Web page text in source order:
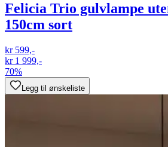
Felicia Trio gulvlampe
150cm sort
kr 599,-
kr 1 999,-
70%
Legg til ønskeliste